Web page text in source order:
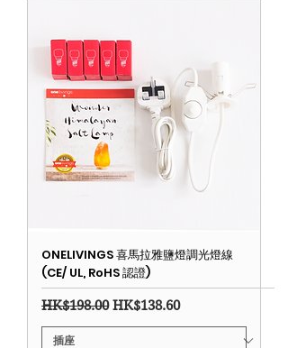
ONELIVINGS 喜馬拉雅鹽燈調光燈線
(CE/ UL, RoHS 認證)
一般價格
HK$198.00 促銷價格
HK$138.60